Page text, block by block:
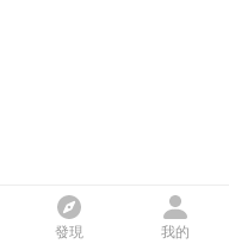
發現 我的